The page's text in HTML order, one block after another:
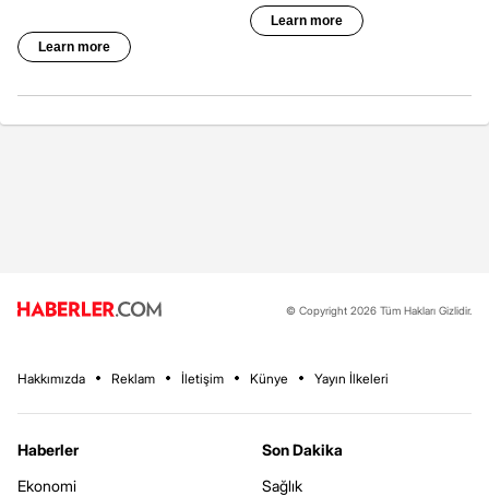
© Copyright 2026 Tüm Hakları Gizlidir.
Hakkımızda Reklam İletişim Künye Yayın İlkeleri
Haberler
Ekonomi
Son Dakika
Sağlık